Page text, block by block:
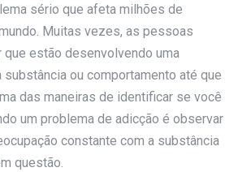
sério que afeta milhões de
Muitas vezes, as pessoas
que estão desenvolvendo uma
substância ou comportamento até que
das maneiras de identificar se você
um problema de adicção é observar
constante com a substância
questão.